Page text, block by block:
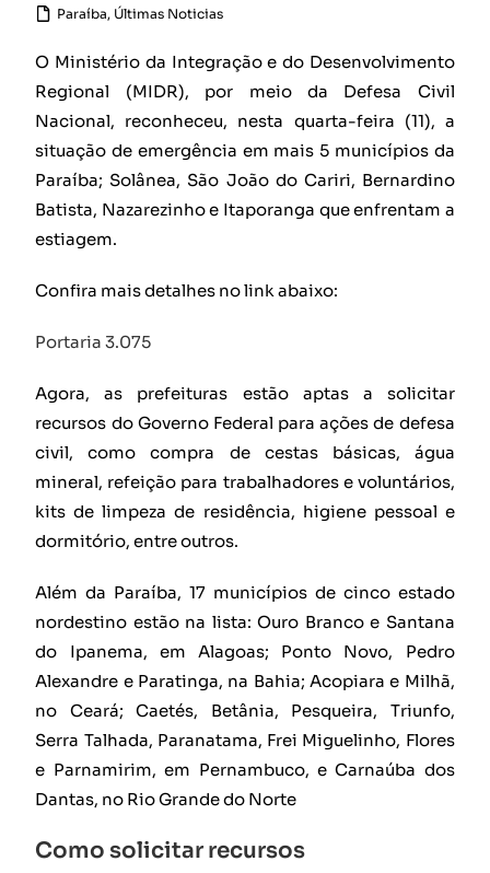
Paraíba, Últimas Noticias
O Ministério da Integração e do Desenvolvimento
Regional (MIDR), por meio da Defesa Civil
Nacional, reconheceu, nesta quarta-feira (11), a
situação de emergência em mais 5 municípios da
Paraíba; Solânea, São João do Cariri, Bernardino
Batista, Nazarezinho e Itaporanga que enfrentam a
estiagem.
Confira mais detalhes no link abaixo:
Portaria 3.075
Agora, as prefeituras estão aptas a solicitar
recursos do Governo Federal para ações de defesa
civil, como compra de cestas básicas, água
mineral, refeição para trabalhadores e voluntários,
kits de limpeza de residência, higiene pessoal e
dormitório, entre outros.
Além da Paraíba, 17 municípios de cinco estado
nordestino estão na lista: Ouro Branco e Santana
do Ipanema, em Alagoas; Ponto Novo, Pedro
Alexandre e Paratinga, na Bahia; Acopiara e Milhã,
no Ceará; Caetés, Betânia, Pesqueira, Triunfo,
Serra Talhada, Paranatama, Frei Miguelinho, Flores
e Parnamirim, em Pernambuco, e Carnaúba dos
Dantas, no Rio Grande do Norte
Como solicitar recursos